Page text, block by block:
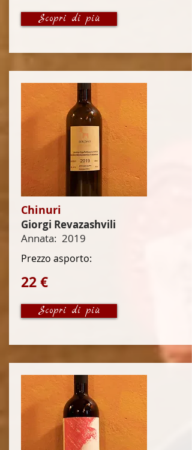
Scopri di più
Chinuri
Giorgi Revazashvili
Annata: 2019
Prezzo asporto:
22 €
Scopri di più